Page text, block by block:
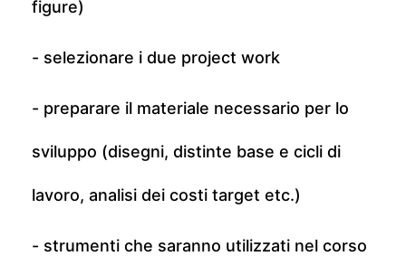
figure)
- selezionare i due project work
- preparare il materiale necessario per lo
sviluppo (disegni, distinte base e cicli di
lavoro, analisi dei costi target etc.)
- strumenti che saranno utilizzati nel corso